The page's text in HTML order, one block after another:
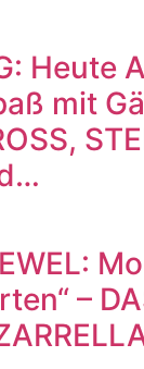
Heute
mit
–